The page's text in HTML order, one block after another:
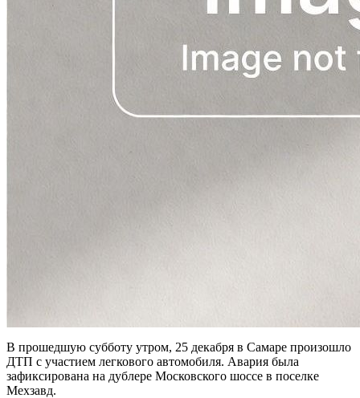
В прошедшую субботу утром, 25 декабря в Самаре произошло
ДТП с участием легкового автомобиля. Авария была
зафиксирована на дублере Московского шоссе в поселке
Мехзавд.